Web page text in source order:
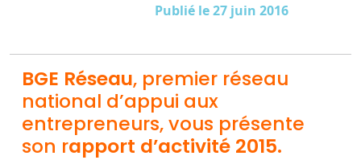
Publié le 27 juin 2016
BGE Réseau, premier réseau
national d’appui aux
entrepreneurs, vous présente
son rapport d’activité 2015.